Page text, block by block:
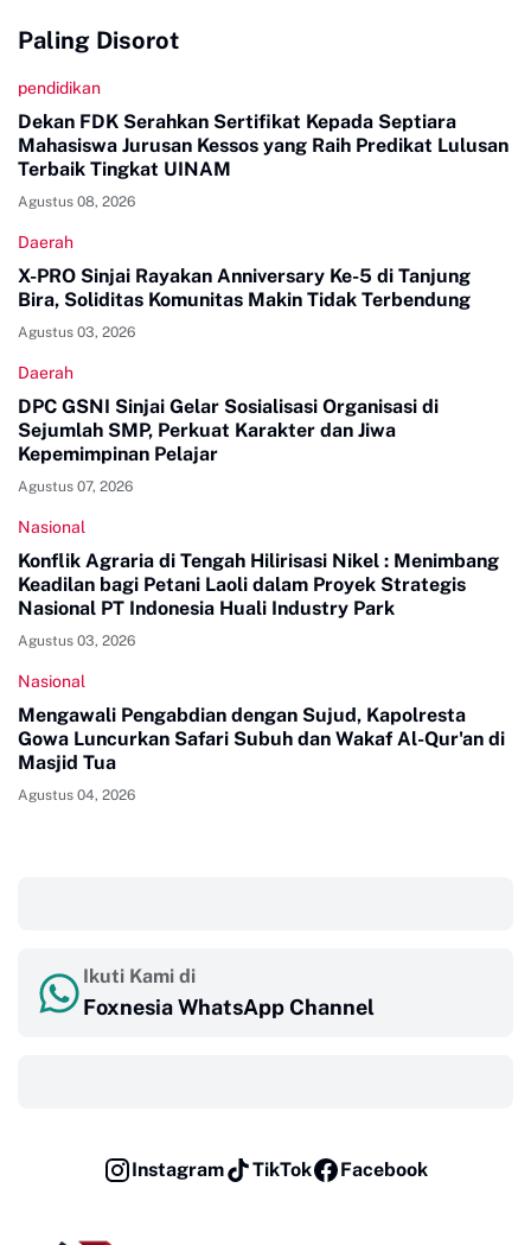
Paling Disorot
pendidikan
Dekan FDK Serahkan Sertifikat Kepada Septiara
Mahasiswa Jurusan Kessos yang Raih Predikat Lulusan
Terbaik Tingkat UINAM
Agustus 08, 2026
Daerah
X-PRO Sinjai Rayakan Anniversary Ke-5 di Tanjung
Bira, Soliditas Komunitas Makin Tidak Terbendung
Agustus 03, 2026
Daerah
DPC GSNI Sinjai Gelar Sosialisasi Organisasi di
Sejumlah SMP, Perkuat Karakter dan Jiwa
Kepemimpinan Pelajar
Agustus 07, 2026
Nasional
Konflik Agraria di Tengah Hilirisasi Nikel : Menimbang
Keadilan bagi Petani Laoli dalam Proyek Strategis
Nasional PT Indonesia Huali Industry Park
Agustus 03, 2026
Nasional
Mengawali Pengabdian dengan Sujud, Kapolresta
Gowa Luncurkan Safari Subuh dan Wakaf Al-Qur'an di
Masjid Tua
Agustus 04, 2026
Ikuti Kami di
Foxnesia WhatsApp Channel
Instagram TikTok Facebook